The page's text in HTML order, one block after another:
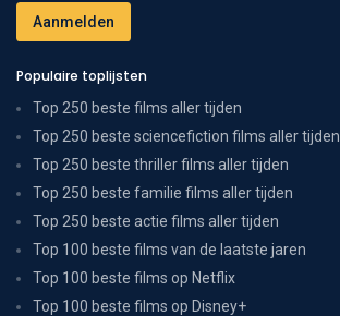
Populaire toplijsten
Top 250 beste films aller tijden
Top 250 beste sciencefiction films aller tijden
Top 250 beste thriller films aller tijden
Top 250 beste familie films aller tijden
Top 250 beste actie films aller tijden
Top 100 beste films van de laatste jaren
Top 100 beste films op Netflix
Top 100 beste films op Disney+